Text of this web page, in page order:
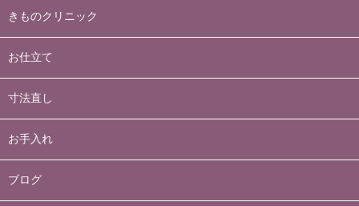
きものクリニック
お仕立て
寸法直し
お手入れ
ブログ